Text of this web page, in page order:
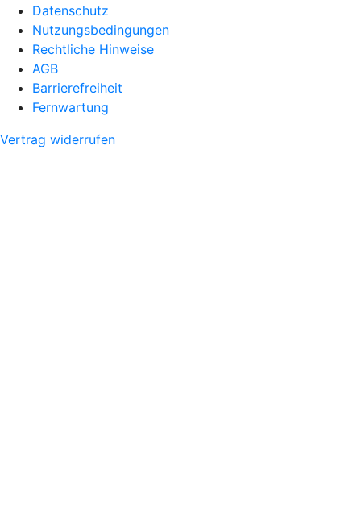
Datenschutz
Nutzungsbedingungen
Rechtliche Hinweise
AGB
Barrierefreiheit
Fernwartung
Vertrag widerrufen